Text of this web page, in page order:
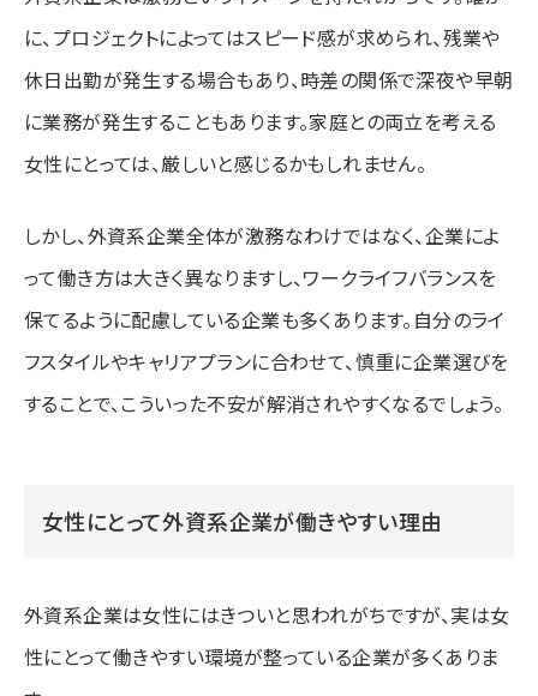
に、プロジェクトによってはスピード感が求められ、残業や
休日出勤が発生する場合もあり、時差の関係で深夜や早朝
に業務が発生することもあります。家庭との両立を考える
女性にとっては、厳しいと感じるかもしれません。
しかし、外資系企業全体が激務なわけではなく、企業によ
って働き方は大きく異なりますし、ワークライフバランスを
保てるように配慮している企業も多くあります。自分のライ
フスタイルやキャリアプランに合わせて、慎重に企業選びを
することで、こういった不安が解消されやすくなるでしょう。
女性にとって外資系企業が働きやすい理由
外資系企業は女性にはきついと思われがちですが、実は女
性にとって働きやすい環境が整っている企業が多くありま